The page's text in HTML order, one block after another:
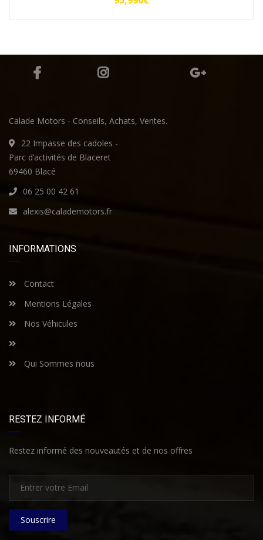
Calade Motors - Conseils, Achats, Ventes.
22 Impasse des cadoles -
Parc d’activités de Blaceret
69460 Blacé
06 25 00 42 61
alexis@calademotors.fr
INFORMATIONS
Contact
Mentions Légales
Nos Véhicules
Qui Sommes nous
RESTEZ INFORMÉ
Restez informé des nouveautés et de nos offres
Souscrire